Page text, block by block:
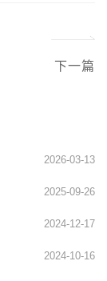
下一篇
2026-03-13
2025-09-26
2024-12-17
2024-10-16